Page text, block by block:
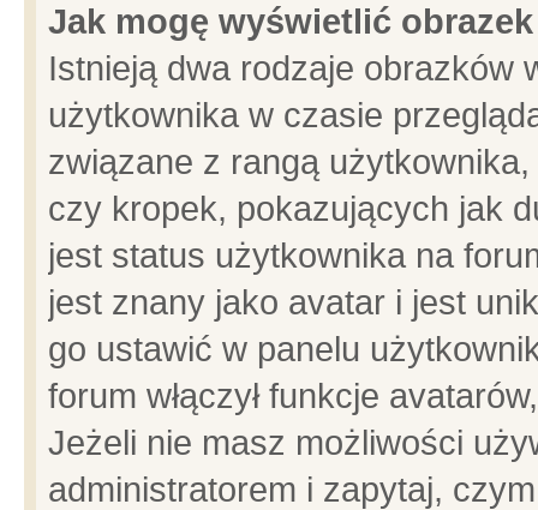
Jak mogę wyświetlić
Istnieją dwa rodzaje obrazków
użytkownika w czasie
związane z rangą
czy kropek, pokazujących jak
jest status użytkownika na
jest znany jako avatar i jest
go ustawić w panelu
forum włączył funkcje
Jeżeli nie masz możliwości
administratorem i zapytaj,